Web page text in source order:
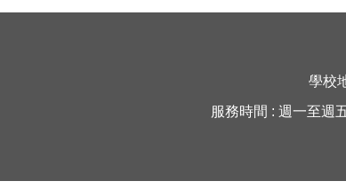
學校
服務時間 : 週一至週